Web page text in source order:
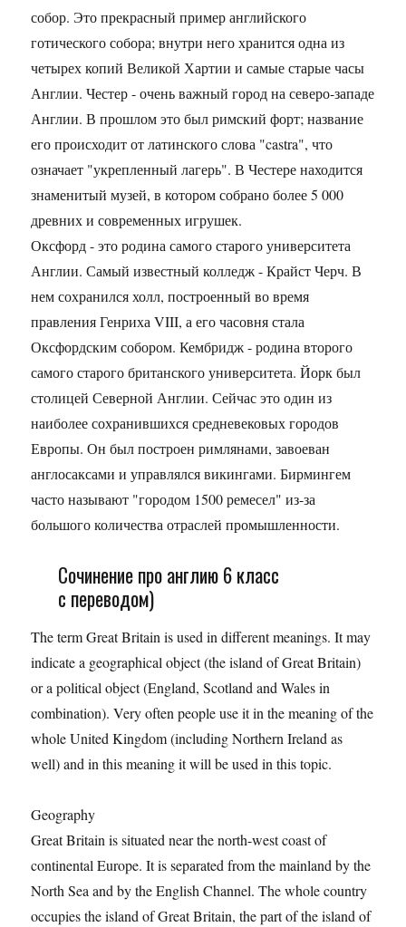
собор. Это прекрасный пример английского
готического собора; внутри него хранится одна из
четырех копий Великой Хартии и самые старые часы
Англии. Честер - очень важный город на северо-западе
Англии. В прошлом это был римский форт; название
его происходит от латинского слова "castra", что
означает "укрепленный лагерь". В Честере находится
знаменитый музей, в котором собрано более 5 000
древних и современных игрушек.
Оксфорд - это родина самого старого университета
Ан­глии. Самый известный колледж - Крайст Черч. В
нем сохранился холл, построенный во время
правления Генри­ха VIII, а его часовня стала
Оксфордским собором. Кембридж - родина второго
самого старого британского университета. Йорк был
столицей Северной Англии. Сейчас это один из
наиболее сохранившихся средневековых городов
Европы. Он был построен римлянами, завоеван
англосаксами и управлялся викингами. Бирмингем
часто называют "городом 1500 ремесел" из-за
большого количества отраслей промышленности.
Сочинение про англию 6 класс
с переводом)
The term Great Britain is used in different meanings. It may
indicate a geographical object (the island of Great Britain)
or a political object (England, Scotland and Wales in
combination). Very often people use it in the meaning of the
whole United Kingdom (including Northern Ireland as
well) and in this meaning it will be used in this topic.
Geography
Great Britain is situated near the north-west coast of
continental Europe. It is separated from the mainland by the
North Sea and by the English Channel. The whole country
occupies the island of Great Britain, the part of the island of